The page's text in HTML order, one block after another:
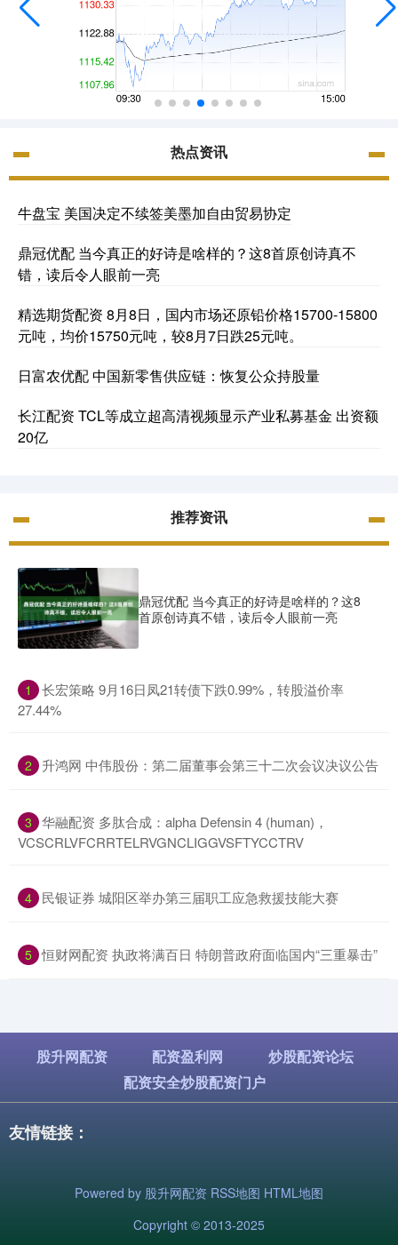
热点资讯
牛盘宝 美国决定不续签美墨加自由贸易协定
鼎冠优配 当今真正的好诗是啥样的？这8首原创诗真不
错，读后令人眼前一亮
精选期货配资 8月8日，国内市场还原铅价格15700-15800
元吨，均价15750元吨，较8月7日跌25元吨。
日富农优配 中国新零售供应链：恢复公众持股量
长江配资 TCL等成立超高清视频显示产业私募基金 出资额
20亿
推荐资讯
鼎冠优配 当今真正的好诗是啥样的？这8
首原创诗真不错，读后令人眼前一亮
1
​长宏策略 9月16日凤21转债下跌0.99%，转股溢价率
27.44%
2 ​升鸿网 中伟股份：第二届董事会第三十二次会议决议公告
3 ​华融配资 多肽合成：alpha Defensin 4 (human)，
VCSCRLVFCRRTELRVGNCLIGGVSFTYCCTRV
4 ​民银证券 城阳区举办第三届职工应急救援技能大赛
5 ​恒财网配资 执政将满百日 特朗普政府面临国内“三重暴击”
股升网配资 配资盈利网
炒股配资论坛
配资安全炒股配资门户
友情链接：
Powered by 股升网配资 RSS地图 HTML地图
Copyright © 2013-2025